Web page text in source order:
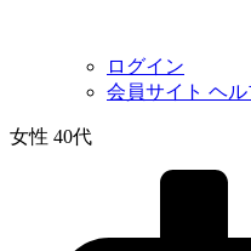
ログイン
会員サイト ヘル
女性 40代